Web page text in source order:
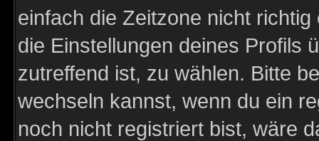
einfach die Zeitzone nicht
die Einstellungen deines Profils
zutreffend ist, zu wählen. Bitte
wechseln kannst, wenn du ein
noch nicht registriert bist, wäre